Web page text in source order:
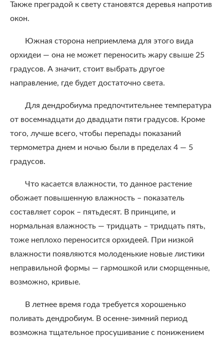
Также преградой к свету становятся деревья напротив
окон.
Южная сторона неприемлема для этого вида
орхидеи — она не может переносить жару свыше 25
градусов. А значит, стоит выбрать другое
направление, где будет достаточно света.
Для дендробиума предпочтительнее температура
от восемнадцати до двадцати пяти градусов. Кроме
того, лучше всего, чтобы перепады показаний
термометра днем и ночью были в пределах 4 — 5
градусов.
Что касается влажности, то данное растение
обожает повышенную влажность – показатель
составляет сорок – пятьдесят. В принципе, и
нормальная влажность — тридцать – тридцать пять,
тоже неплохо переносится орхидеей. При низкой
влажности появляются молоденькие новые листики
неправильной формы — гармошкой или сморщенные,
возможно, кривые.
В летнее время года требуется хорошенько
поливать дендробиум. В осенне-зимний период
возможна тщательное просушивание с понижением